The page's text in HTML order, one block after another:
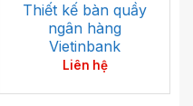
Thiết kế bàn quầy
ngân hàng
Vietinbank
Liên hệ